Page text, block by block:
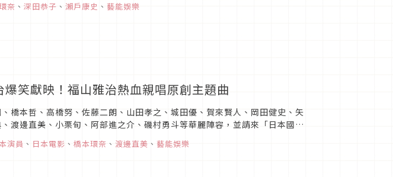
奈 、 深田恭子 、 瀨戶康史 、 藝能娛樂
爆笑獻映！福山雅治熱血親唱原創主題曲
橋本哲、高橋努、佐藤二朗、山田孝之、城田優、賀來賢人、岡田健史、矢
渡邊直美、小栗旬、阿部進之介、磯村勇斗等華麗陣容，並請來「日本國寶
演員 、 日本電影 、 橋本環奈 、 渡邊直美 、 藝能娛樂